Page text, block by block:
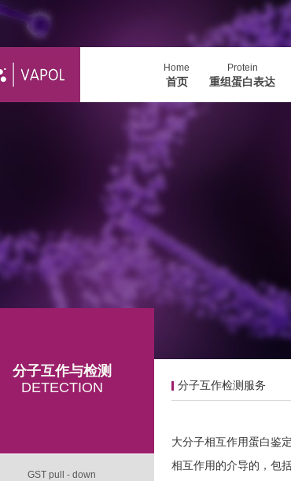
Home
首页
Protein
重组蛋白表达
分子互作与检测
DETECTION
GST pull - down
分子互作检测服务
大分子相互作用蛋白鉴
相互作用的介导的，包